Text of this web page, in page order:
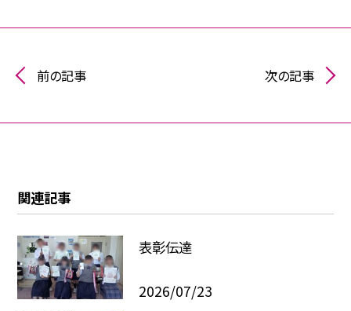
前の記事 次の記事
関連記事
表彰伝達
2026/07/23